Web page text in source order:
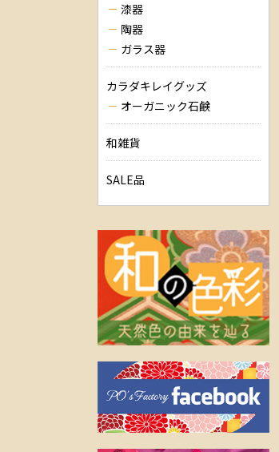
漆器
陶器
ガラス器
カラダキレイグッズ
オーガニック石鹸
和雑貨
SALE品